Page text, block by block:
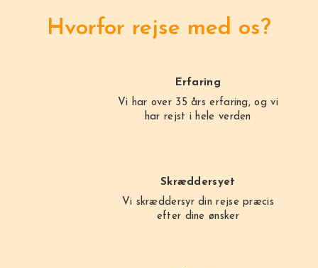
Hvorfor rejse med os?
Erfaring
Vi har over 35 års erfaring, og vi
har rejst i hele verden
Skræddersyet
Vi skræddersyr din rejse præcis
efter dine ønsker